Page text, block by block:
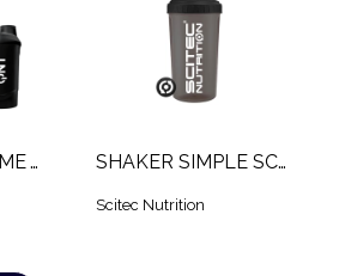
PROTEINA PRIME WHEY QNT (2 KG) SHAKER SIMPLE SCITEC
Scitec Nutrition